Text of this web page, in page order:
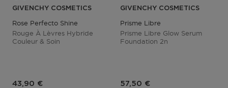
GIVENCHY COSMETICS
Rose Perfecto Shine
Rouge À Lèvres Hybride
Couleur & Soin
Prix du produit
43,90 €
GIVENCHY COSMETICS
Prisme Libre
Prisme Libre Glow Serum
Foundation 2n
Prix du produit
57,50 €